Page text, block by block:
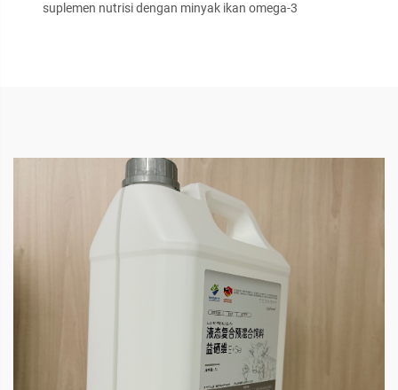
suplemen nutrisi dengan minyak ikan omega-3